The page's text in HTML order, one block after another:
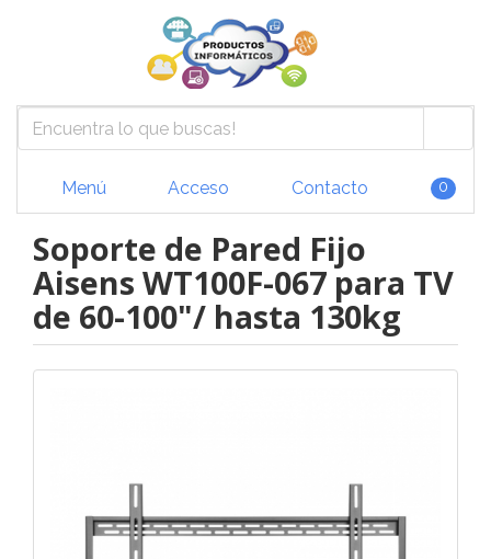
Menú Acceso Contacto 0
Soporte de Pared Fijo
Aisens WT100F-067 para TV
de 60-100"/ hasta 130kg